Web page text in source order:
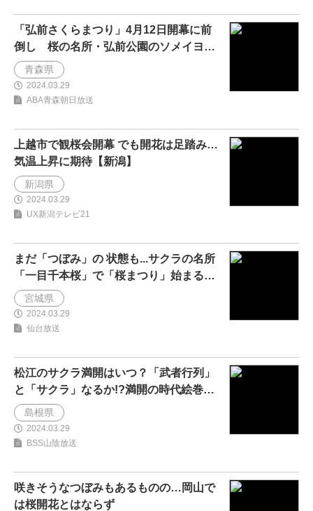
「弘前さくらまつり」4月12日開幕に前
倒し 桜の名所・弘前公園のソメイヨシ
ノの開花予想は4月14日
青森県
2024.03.29
ABA青森朝日放送
上越市で観桜会開幕 でも開花は足踏み…
気温上昇に期待【新潟】
新潟県
2024.03.29
UX新潟テレビ21
まだ「つぼみ」の 状態も...サクラの名所
「一目千本桜」で「桜まつり」始まる
〈宮城〉
宮城県
2024.03.29
仙台放送
松江のサクラ満開はいつ？「武者行列」
と「サクラ」なるか!?満開の時代絵巻…
総勢200名の豪華絢...
島根県
2024.03.29
BSS山陰放送
咲きそうなつぼみもあるものの…岡山で
は桜開花とはならず